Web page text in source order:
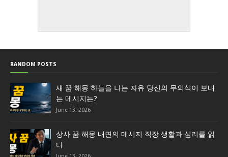
RANDOM POSTS
새 꿈 해몽 하늘을 나는 자유 당신의 무의식이 보내
는 메시지는?
June 13, 2026
상사 꿈 해몽 내면의 메시지 직장 생활과 심리를 읽
다